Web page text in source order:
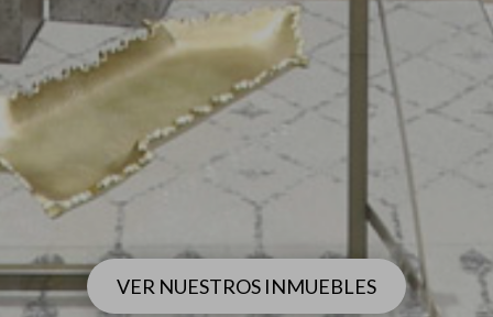
VER NUESTROS INMUEBLES